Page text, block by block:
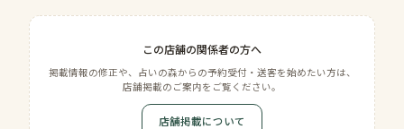
この店舗の関係者の方へ
掲載情報の修正や、占いの森からの予約受付・送客を始めたい方は、
店舗掲載のご案内をご覧ください。
店舗掲載について